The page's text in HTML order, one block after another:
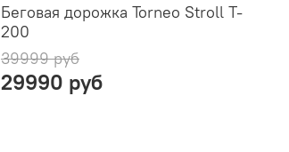
Беговая дорожка Torneo Stroll T-
200
39999 руб
29990 руб